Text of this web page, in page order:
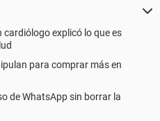
cardiólogo explicó lo que es
para comprar más en
de WhatsApp sin borrar la